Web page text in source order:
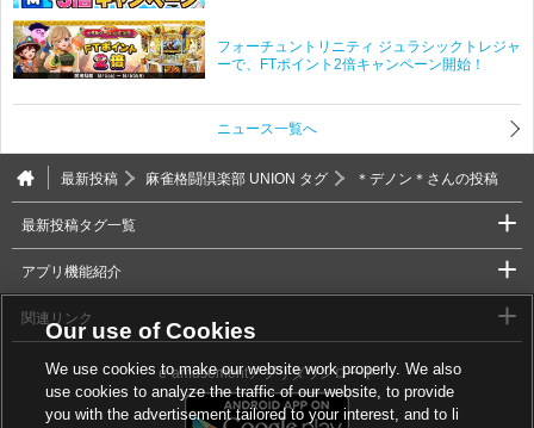
フォーチュントリニティ ジュラシックトレジャ
ーで、FTポイント2倍キャンペーン開始！
ニュース一覧へ
最新投稿 麻雀格闘倶楽部 UNION タグ ＊デノン＊さんの投稿
最新投稿タグ一覧
アプリ機能紹介
関連リンク
e-amusementアプリダウンロード
Our use of Cookies
We use cookies to make our website work properly. We also
use cookies to analyze the traffic of our website, to provide
you with the advertisement tailored to your interest, and to li